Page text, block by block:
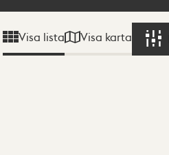
Visa lista Visa karta